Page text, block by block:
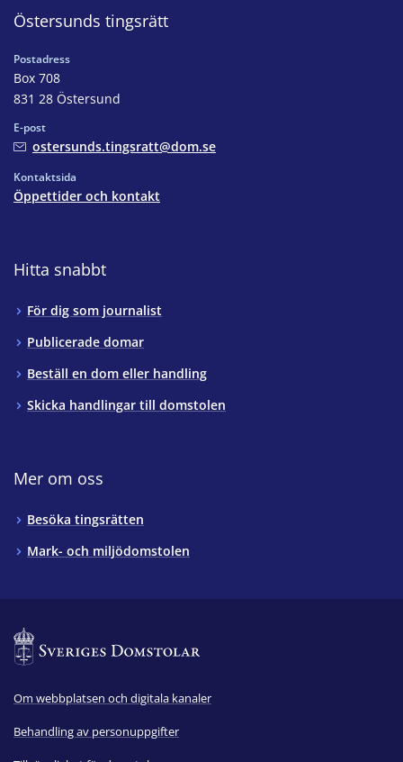
Östersunds tingsrätt
Postadress
Box 708
831 28 Östersund
E-post
ostersunds.tingsratt@dom.se
Kontaktsida
Öppettider och kontakt
Hitta snabbt
För dig som journalist
Publicerade domar
Beställ en dom eller handling
Skicka handlingar till domstolen
Mer om oss
Besöka tingsrätten
Mark- och miljödomstolen
Om webbplatsen och digitala kanaler
Behandling av personuppgifter